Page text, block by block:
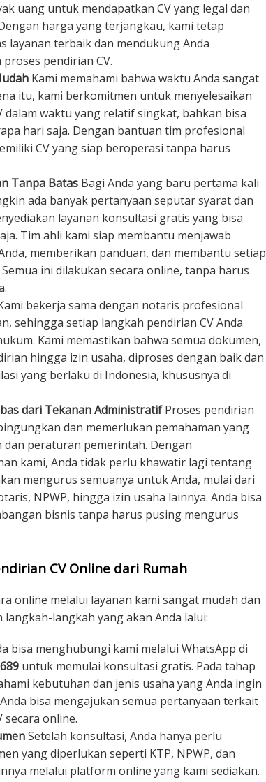
uang untuk mendapatkan CV yang legal dan
harga yang terjangkau, kami tetap
layanan terbaik dan mendukung Anda
pendirian CV.
Kami memahami bahwa waktu Anda sangat
itu, kami berkomitmen untuk menyelesaikan
dalam waktu yang relatif singkat, bahkan bisa
hari saja. Dengan bantuan tim profesional
CV yang siap beroperasi tanpa harus
Tanpa Batas Bagi Anda yang baru pertama kali
ada banyak pertanyaan seputar syarat dan
layanan konsultasi gratis yang bisa
Tim ahli kami siap membantu menjawab
memberikan panduan, dan membantu setiap
ini dilakukan secara online, tanpa harus
bekerja sama dengan notaris profesional
sehingga setiap langkah pendirian CV Anda
Kami memastikan bahwa semua dokumen,
hingga izin usaha, diproses dengan baik dan
yang berlaku di Indonesia, khususnya di
dari Tekanan AdministratifProses pendirian
dan memerlukan pemahaman yang
peraturan pemerintah. Dengan
kami, Anda tidak perlu khawatir lagi tentang
mengurus semuanya untuk Anda, mulai dari
NPWP, hingga izin usaha lainnya. Anda bisa
bisnis tanpa harus pusing mengurus
CV Online dari Rumah
online melalui layanan kami sangat mudah dan
langkah yang akan Anda lalui:
bisa menghubungi kami melalui WhatsApp di
untuk memulai konsultasi gratis. Pada tahap
kebutuhan dan jenis usaha yang Anda ingin
bisa mengajukan semua pertanyaan terkait
secara online.
Setelah konsultasi, Anda hanya perlu
yang diperlukan seperti KTP, NPWP, dan
melalui platform online yang kami sediakan.